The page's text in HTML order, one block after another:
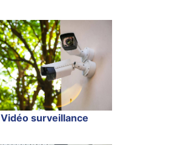
Vidéo surveillance